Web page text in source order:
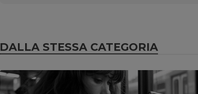
DALLA STESSA CATEGORIA